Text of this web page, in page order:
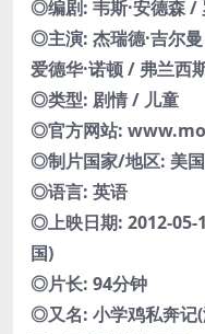
◎编剧: 韦斯·安德森 /
◎主演: 杰瑞德·吉尔
爱德华·诺顿 / 弗兰西
◎类型: 剧情 / 儿童
◎官方网站:
◎制片国家/地区: 美国
◎语言: 英语
◎上映日期: 2012-05-
国)
◎片长: 94分钟
◎又名: 小学鸡私奔记